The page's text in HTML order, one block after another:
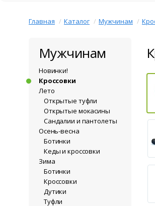
Главная Каталог Мужчинам
Мужчинам
Новинки!
Кроссовки
Лето
Открытые туфли
Открытые мокасины
Сандалии и пантолеты
Осень-весна
Ботинки
Кеды и кроссовки
Зима
Ботинки
Кроссовки
Дутики
Туфли